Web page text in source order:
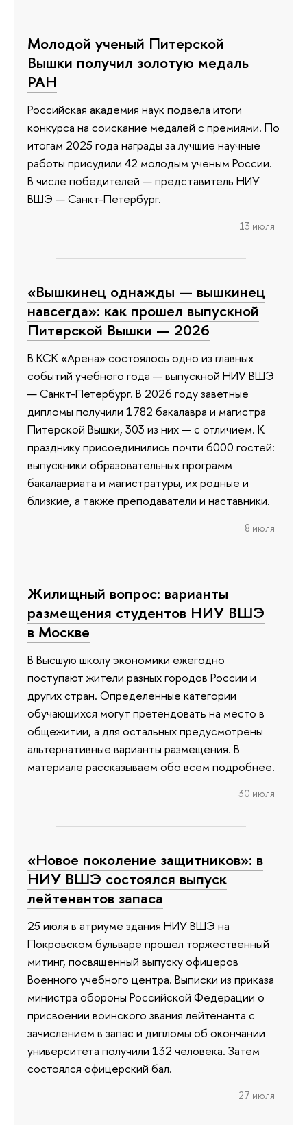
Молодой ученый Питерской
Вышки получил золотую медаль
РАН
Российская академия наук подвела итоги
конкурса на соискание медалей с премиями. По
итогам 2025 года награды за лучшие научные
работы присудили 42 молодым ученым России.
В числе победителей — представитель НИУ
ВШЭ — Санкт-Петербург.
13 июля
«Вышкинец однажды — вышкинец
навсегда»: как прошел выпускной
Питерской Вышки — 2026
В КСК «Арена» состоялось одно из главных
событий учебного года — выпускной НИУ ВШЭ
— Санкт-Петербург. В 2026 году заветные
дипломы получили 1782 бакалавра и магистра
Питерской Вышки, 303 из них — с отличием. К
празднику присоединились почти 6000 гостей:
выпускники образовательных программ
бакалавриата и магистратуры, их родные и
близкие, а также преподаватели и наставники.
8 июля
Жилищный вопрос: варианты
размещения студентов НИУ ВШЭ
в Москве
В Высшую школу экономики ежегодно
поступают жители разных городов России и
других стран. Определенные категории
обучающихся могут претендовать на место в
общежитии, а для остальных предусмотрены
альтернативные варианты размещения. В
материале рассказываем обо всем подробнее.
30 июля
«Новое поколение защитников»: в
НИУ ВШЭ состоялся выпуск
лейтенантов запаса
25 июля в атриуме здания НИУ ВШЭ на
Покровском бульваре прошел торжественный
митинг, посвященный выпуску офицеров
Военного учебного центра. Выписки из приказа
министра обороны Российской Федерации о
присвоении воинского звания лейтенанта с
зачислением в запас и дипломы об окончании
университета получили 132 человека. Затем
состоялся офицерский бал.
27 июля